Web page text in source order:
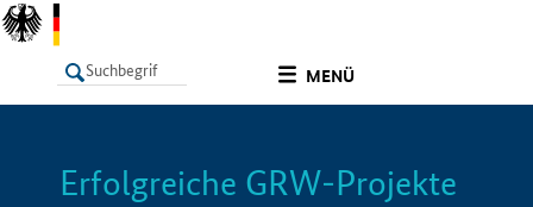
MENÜ
LISTE Info
Erfolgreiche GRW-Projekte